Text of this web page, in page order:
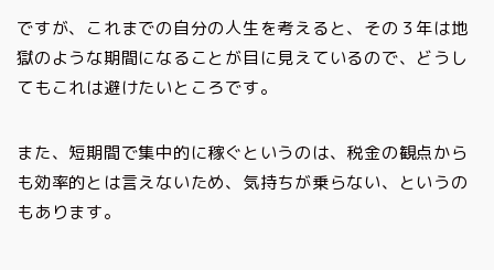
ですが、これまでの自分の人生を考えると、その３年は地
獄のような期間になることが目に見えているので、どうし
てもこれは避けたいところです。
また、短期間で集中的に稼ぐというのは、税金の観点から
も効率的とは言えないため、気持ちが乗らない、というの
もあります。